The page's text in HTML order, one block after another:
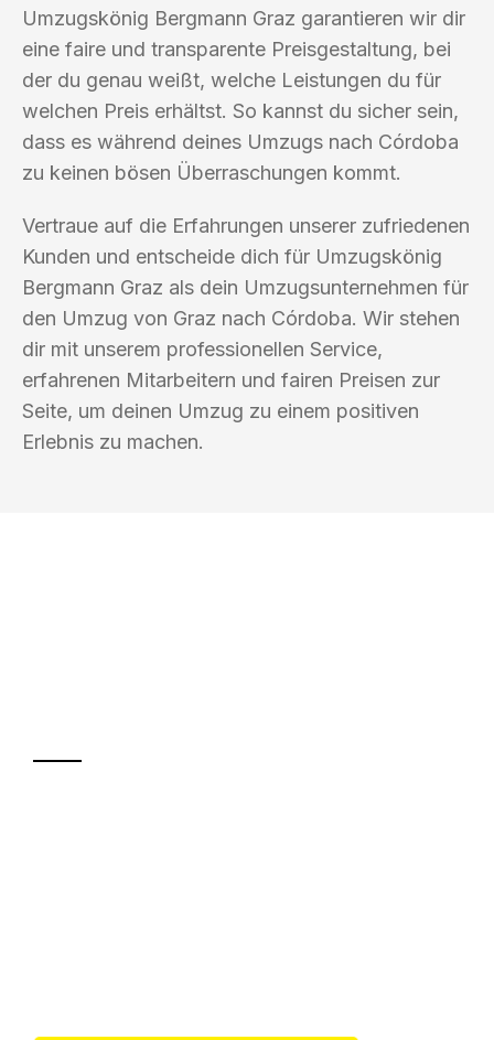
Umzugskönig Bergmann Graz garantieren wir dir
eine faire und transparente Preisgestaltung, bei
der du genau weißt, welche Leistungen du für
welchen Preis erhältst. So kannst du sicher sein,
dass es während deines Umzugs nach Córdoba
zu keinen bösen Überraschungen kommt.
Vertraue auf die Erfahrungen unserer zufriedenen
Kunden und entscheide dich für Umzugskönig
Bergmann Graz als dein Umzugsunternehmen für
den Umzug von Graz nach Córdoba. Wir stehen
dir mit unserem professionellen Service,
erfahrenen Mitarbeitern und fairen Preisen zur
Seite, um deinen Umzug zu einem positiven
Erlebnis zu machen.